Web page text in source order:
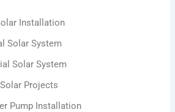
Installation
Solar System
Solar System
Projects
Pump Installation